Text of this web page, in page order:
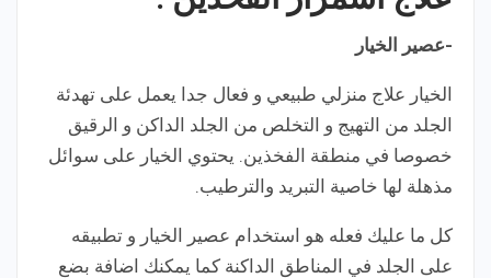
-عصير الخيار
الخيار علاج منزلي طبيعي و فعال جدا يعمل على تهدئة
الجلد من التهيج و التخلص من الجلد الداكن و الرقيق
خصوصا في منطقة الفخذين. يحتوي الخيار على سوائل
مذهلة لها خاصية التبريد والترطيب.
كل ما عليك فعله هو استخدام عصير الخيار و تطبيقه
على الجلد في المناطق الداكنة كما يمكنك اضافة بضع